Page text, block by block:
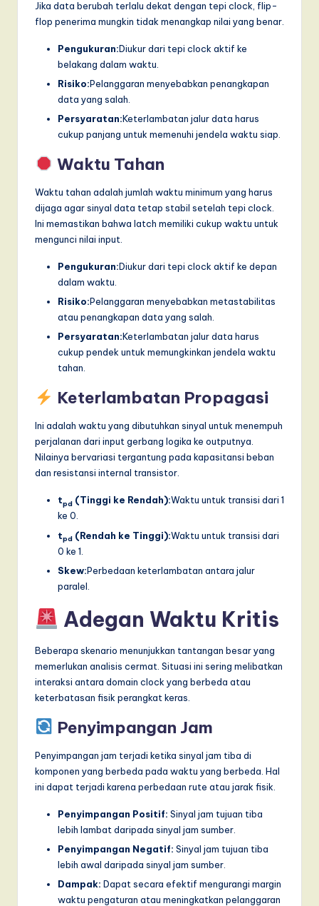
Jika data berubah terlalu dekat dengan tepi clock, flip-
flop penerima mungkin tidak menangkap nilai yang benar.
Pengukuran:Diukur dari tepi clock aktif ke
belakang dalam waktu.
Risiko:Pelanggaran menyebabkan penangkapan
data yang salah.
Persyaratan:Keterlambatan jalur data harus
cukup panjang untuk memenuhi jendela waktu siap.
Waktu Tahan
Waktu tahan adalah jumlah waktu minimum yang harus
dijaga agar sinyal data tetap stabil setelah tepi clock.
Ini memastikan bahwa latch memiliki cukup waktu untuk
mengunci nilai input.
Pengukuran:Diukur dari tepi clock aktif ke depan
dalam waktu.
Risiko:Pelanggaran menyebabkan metastabilitas
atau penangkapan data yang salah.
Persyaratan:Keterlambatan jalur data harus
cukup pendek untuk memungkinkan jendela waktu
tahan.
Keterlambatan Propagasi
Ini adalah waktu yang dibutuhkan sinyal untuk menempuh
perjalanan dari input gerbang logika ke outputnya.
Nilainya bervariasi tergantung pada kapasitansi beban
dan resistansi internal transistor.
tpd (Tinggi ke Rendah):Waktu untuk transisi dari 1
ke 0.
tpd (Rendah ke Tinggi):Waktu untuk transisi dari
0 ke 1.
Skew:Perbedaan keterlambatan antara jalur
paralel.
Adegan Waktu Kritis
Beberapa skenario menunjukkan tantangan besar yang
memerlukan analisis cermat. Situasi ini sering melibatkan
interaksi antara domain clock yang berbeda atau
keterbatasan fisik perangkat keras.
Penyimpangan Jam
Penyimpangan jam terjadi ketika sinyal jam tiba di
komponen yang berbeda pada waktu yang berbeda. Hal
ini dapat terjadi karena perbedaan rute atau jarak fisik.
Penyimpangan Positif: Sinyal jam tujuan tiba
lebih lambat daripada sinyal jam sumber.
Penyimpangan Negatif: Sinyal jam tujuan tiba
lebih awal daripada sinyal jam sumber.
Dampak: Dapat secara efektif mengurangi margin
waktu pengaturan atau meningkatkan pelanggaran